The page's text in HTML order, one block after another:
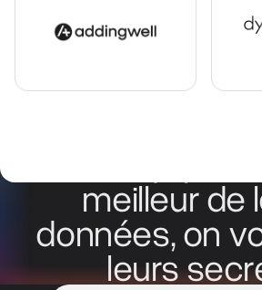
meilleur de
données, on
leurs